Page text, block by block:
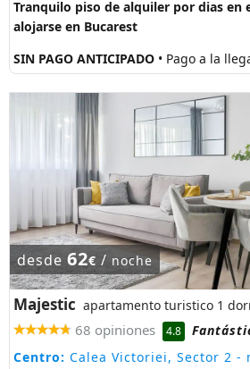
Tranquilo piso de alquiler por dias en
alojarse en Bucarest
SIN PAGO ANTICIPADO • Pago a la
desde 62€ / noche
Majestic apartamento turistico 1
68 opiniones 4.8
Centro: Calea Victoriei, Sector 2 -